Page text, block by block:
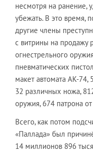
несмотря на ранение,
убежать. В это время,
другие члены
с витрины на продажу
огнестрельного
пневматических
макет автомата АК-74,
32 различных ножа,
оружия, 674 патрона
Всего, как потом
«Паллада» был
14 миллионов 896